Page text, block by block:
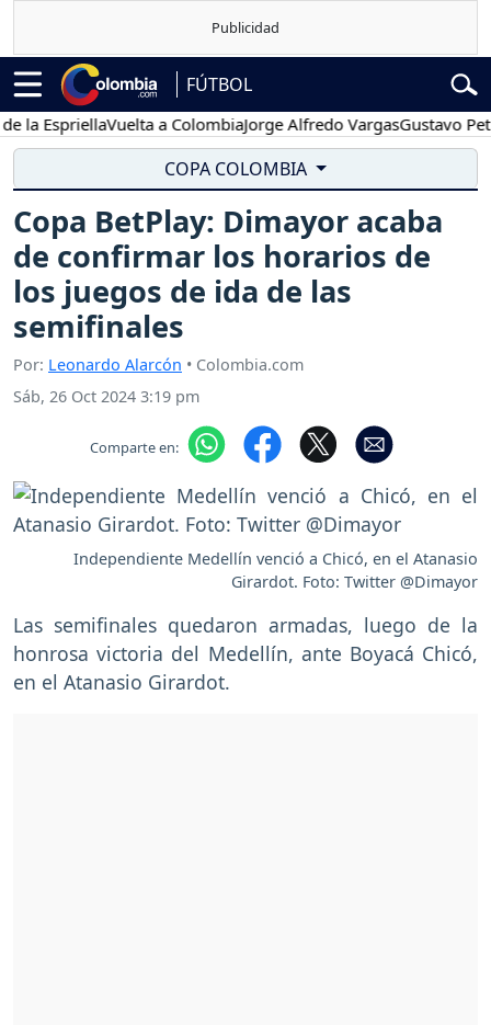
FÚTBOL
Vuelta a ColombiaJorge Alfredo VargasGustavo Petro
COPA COLOMBIA
Copa BetPlay: Dimayor acaba
de confirmar los horarios de
los juegos de ida de las
semifinales
Por: Leonardo Alarcón • Colombia.com
Sáb, 26 Oct 2024 3:19 pm
Comparte en:
Independiente Medellín venció a Chicó, en el Atanasio
Girardot. Foto: Twitter @Dimayor
Las semifinales quedaron armadas, luego de la
honrosa victoria del Medellín, ante Boyacá Chicó,
en el Atanasio Girardot.